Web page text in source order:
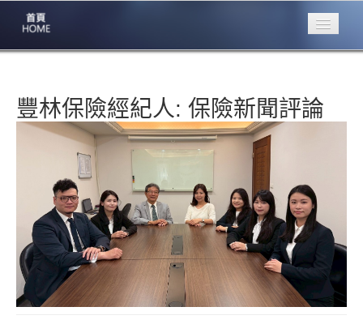
專業豐林
保險大家談
1386集
台灣商業保險
第一品牌
關於豐林
About
服務項目
Service
火災保額
豐林保險經紀人: 保險新聞評論